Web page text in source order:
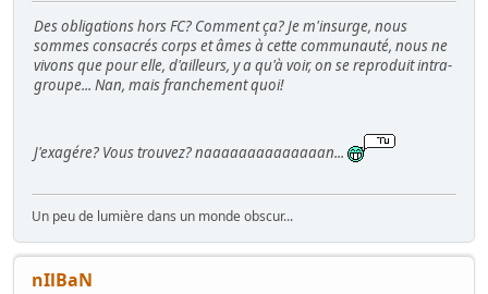
Des obligations hors FC? Comment ça? Je m'insurge, nous
sommes consacrés corps et âmes à cette communauté, nous ne
vivons que pour elle, d'ailleurs, y a qu'à voir, on se reproduit intra-
groupe... Nan, mais franchement quoi!
J'exagére? Vous trouvez? naaaaaaaaaaaaaan...
Un peu de lumière dans un monde obscur...
nIlBaN